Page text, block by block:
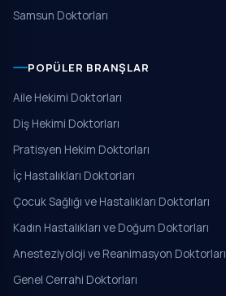
Samsun Doktorları
POPÜLER BRANŞLAR
Aile Hekimi Doktorları
Diş Hekimi Doktorları
Pratisyen Hekim Doktorları
İç Hastalıkları Doktorları
Çocuk Sağlığı ve Hastalıkları Doktorları
Kadın Hastalıkları ve Doğum Doktorları
Anesteziyoloji ve Reanimasyon Doktorları
Genel Cerrahi Doktorları